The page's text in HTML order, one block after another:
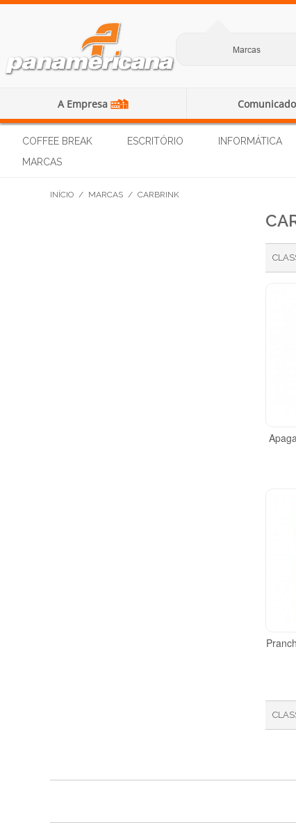
Marcas
A Empresa
COFFEE BREAK ESCRITÓRIO INFORMÁTICA
MARCAS
INÍCIO / MARCAS / CARBRINK